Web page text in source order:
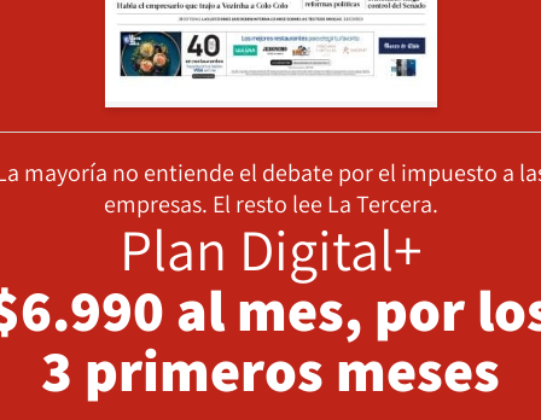
mayoría no entiende el debate por el impuesto a
empresas. El resto lee La Tercera.
Plan Digital+
al mes, por
3 primeros meses